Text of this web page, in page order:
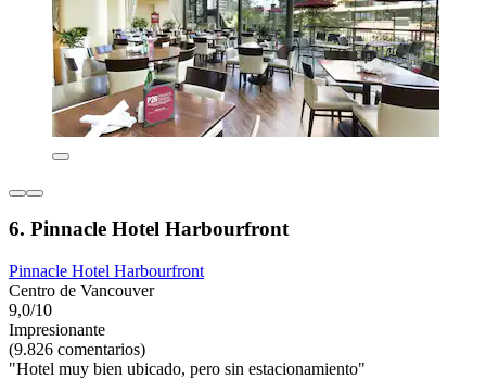
6. Pinnacle Hotel Harbourfront
Pinnacle Hotel Harbourfront
Centro de Vancouver
9,0/10
Impresionante
(9.826 comentarios)
"Hotel muy bien ubicado, pero sin estacionamiento"